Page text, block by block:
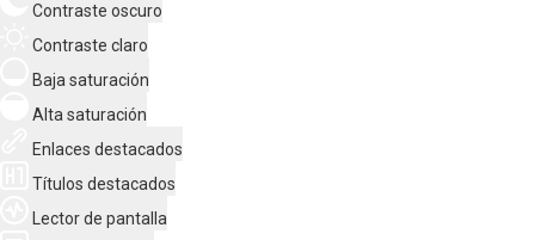
Contraste oscuro
Contraste claro
Baja saturación
Alta saturación
Enlaces destacados
Títulos destacados
Lector de pantalla